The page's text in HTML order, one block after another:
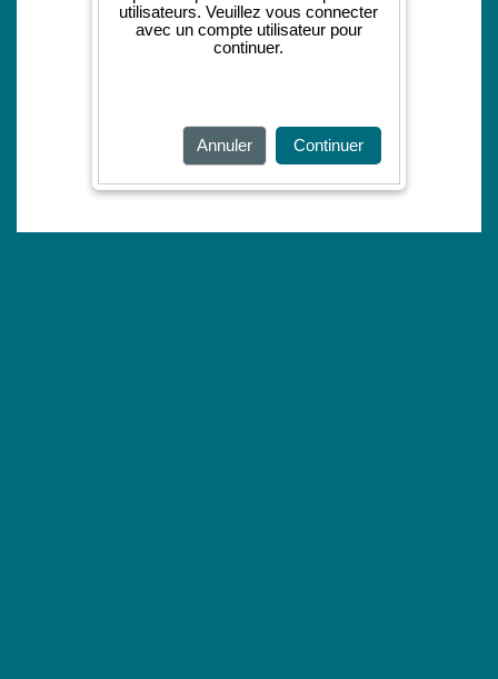
utilisateurs. Veuillez vous connecter
avec un compte utilisateur pour
continuer.
Annuler Continuer